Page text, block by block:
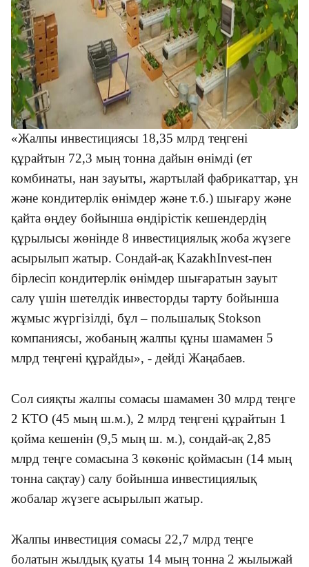
«Жалпы инвестициясы 18,35 млрд теңгені
құрайтын 72,3 мың тонна дайын өнімді (ет
комбинаты, нан зауыты, жартылай фабрикаттар, ұн
және кондитерлік өнімдер және т.б.) шығару және
қайта өңдеу бойынша өндірістік кешендердің
құрылысы жөнінде 8 инвестициялық жоба жүзеге
асырылып жатыр. Сондай-ақ KazakhInvest-пен
бірлесіп кондитерлік өнімдер шығаратын зауыт
салу үшін шетелдік инвесторды тарту бойынша
жұмыс жүргізілді, бұл – польшалық Stokson
компаниясы, жобаның жалпы құны шамамен 5
млрд теңгені құрайды», - дейді Жаңабаев.
Сол сияқты жалпы сомасы шамамен 30 млрд теңге
2 КТО (45 мың ш.м.), 2 млрд теңгені құрайтын 1
қойма кешенін (9,5 мың ш. м.), сондай-ақ 2,85
млрд теңге сомасына 3 көкөніс қоймасын (14 мың
тонна сақтау) салу бойынша инвестициялық
жобалар жүзеге асырылып жатыр.
Жалпы инвестиция сомасы 22,7 млрд теңге
болатын жылдық қуаты 14 мың тонна 2 жылыжай